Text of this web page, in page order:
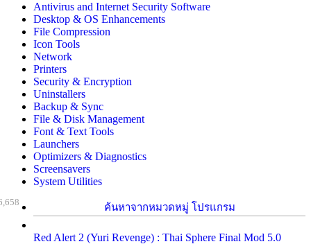
Antivirus and Internet Security Software
Desktop & OS Enhancements
File Compression
Icon Tools
Network
Printers
Security & Encryption
Uninstallers
Backup & Sync
File & Disk Management
Font & Text Tools
Launchers
Optimizers & Diagnostics
Screensavers
System Utilities
ค้นหาจากหมวดหมู่ โปรแกรม
Red Alert 2 (Yuri Revenge) : Thai Sphere Final Mod 5.0